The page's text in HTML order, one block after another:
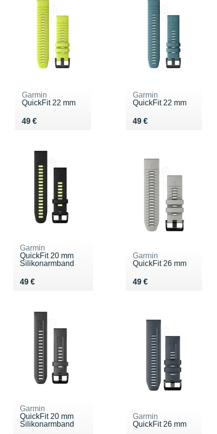
Garmin
QuickFit 22 mm
49 €
Vendu 49 €
Garmin
QuickFit 22 mm
49 €
Vendu 49 €
Garmin
QuickFit 20 mm
Silikonarmband
49 €
Vendu 49 €
Garmin
QuickFit 26 mm
49 €
Vendu 49 €
Garmin
QuickFit 20 mm
Silikonarmband
Garmin
QuickFit 26 mm